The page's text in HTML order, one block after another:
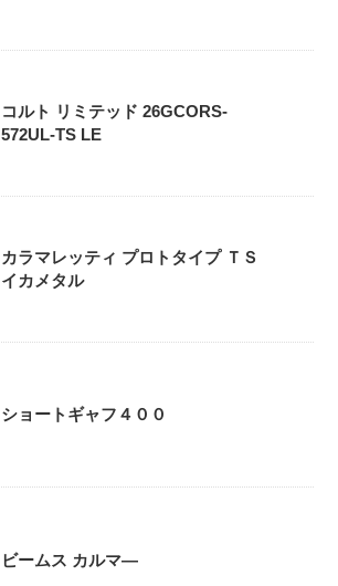
コルト リミテッド 26GCORS-
572UL-TS LE
カラマレッティ プロトタイプ ＴＳ
イカメタル
ショートギャフ４００
ビームス カルマ―